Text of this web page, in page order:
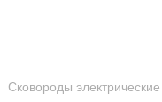
Сковороды электрические